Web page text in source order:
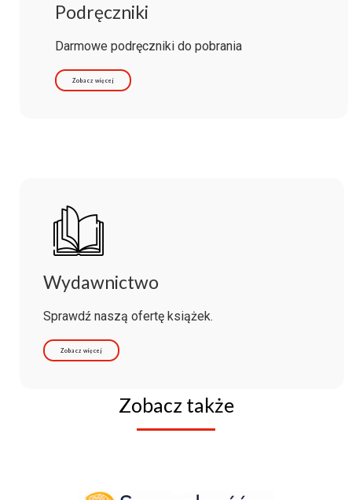
Podręczniki
Darmowe podręczniki do pobrania
Zobacz więcej
Wydawnictwo
Sprawdź naszą ofertę książek.
Zobacz więcej
Zobacz także